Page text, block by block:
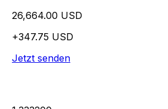
26,664.00 USD
+347.75 USD
Jetzt senden